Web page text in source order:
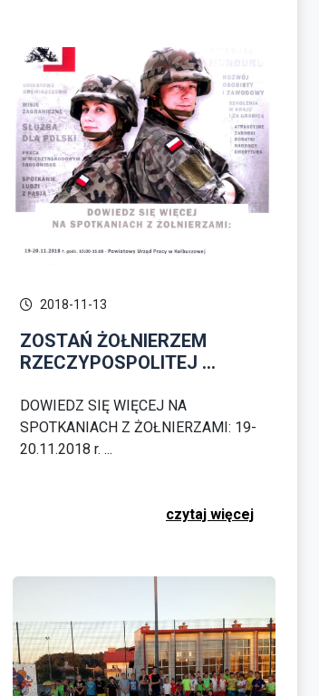
2018-11-13
ZOSTAŃ ŻOŁNIERZEM
RZECZYPOSPOLITEJ ...
DOWIEDZ SIĘ WIĘCEJ NA
SPOTKANIACH Z ŻOŁNIERZAMI: 19-
20.11.2018 r. ...
czytaj więcej